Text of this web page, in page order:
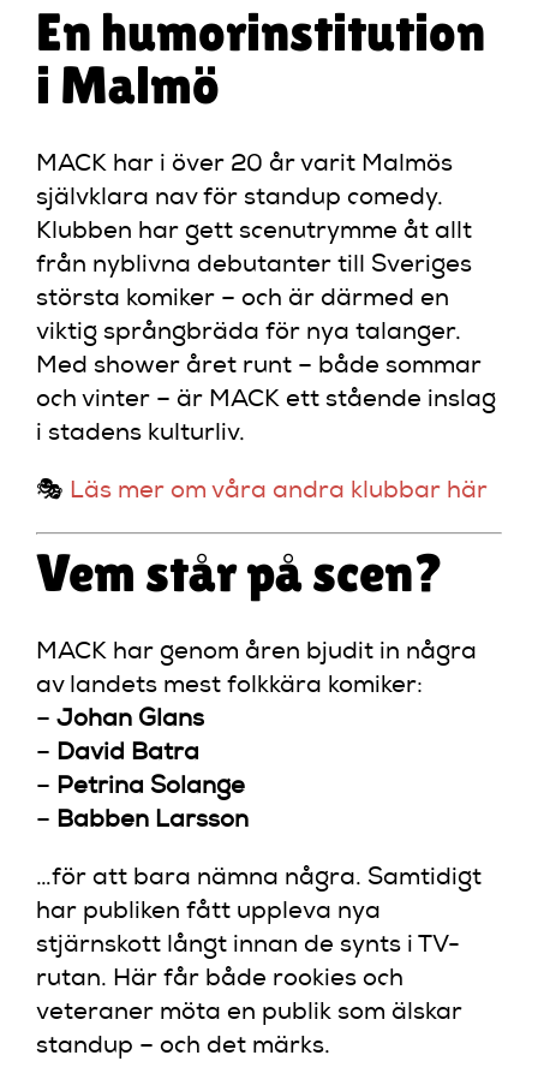
En humorinstitution
i Malmö
MACK har i över 20 år varit Malmös
självklara nav för standup comedy.
Klubben har gett scenutrymme åt allt
från nyblivna debutanter till Sveriges
största komiker – och är därmed en
viktig språngbräda för nya talanger.
Med shower året runt – både sommar
och vinter – är MACK ett stående inslag
i stadens kulturliv.
🎭 Läs mer om våra andra klubbar här
Vem står på scen?
MACK har genom åren bjudit in några
av landets mest folkkära komiker:
– Johan Glans
– David Batra
– Petrina Solange
– Babben Larsson
…för att bara nämna några. Samtidigt
har publiken fått uppleva nya
stjärnskott långt innan de synts i TV-
rutan. Här får både rookies och
veteraner möta en publik som älskar
standup – och det märks.